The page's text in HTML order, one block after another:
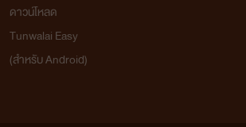
ดาวน์โหลด
Tunwalai Easy
(สำหรับ Android)